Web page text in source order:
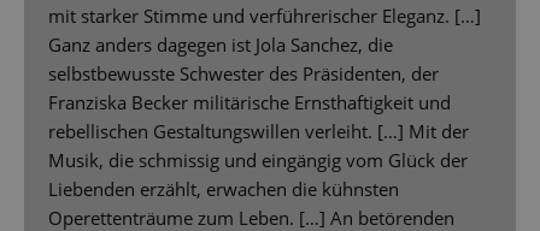
mit starker Stimme und verführerischer Eleganz. […]
Ganz anders dagegen ist Jola Sanchez, die
selbstbewusste Schwester des Präsidenten, der
Franziska Becker militärische Ernsthaftigkeit und
rebellischen Gestaltungswillen verleiht. […] Mit der
Musik, die schmissig und eingängig vom Glück der
Liebenden erzählt, erwachen die kühnsten
Operettenträume zum Leben. […] An betörenden